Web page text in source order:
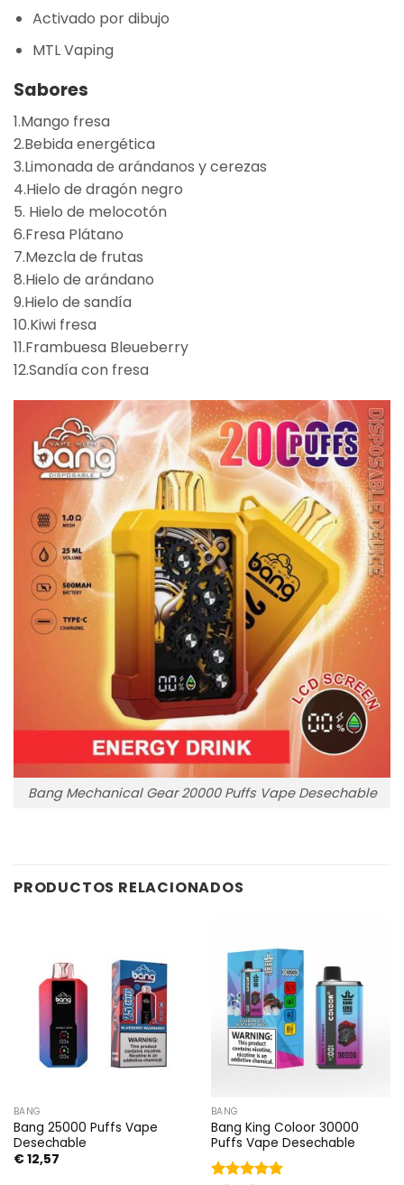
Activado por dibujo
MTL Vaping
Sabores
1.Mango fresa
2.Bebida energética
3.Limonada de arándanos y cerezas
4.Hielo de dragón negro
5. Hielo de melocotón
6.Fresa Plátano
7.Mezcla de frutas
8.Hielo de arándano
9.Hielo de sandía
10.Kiwi fresa
11.Frambuesa Bleueberry
12.Sandía con fresa
Bang Mechanical Gear 20000 Puffs Vape Desechable
PRODUCTOS RELACIONADOS
BANG
Bang 25000 Puffs Vape
Desechable
€12,57
BANG
Bang King Coloor 30000
Puffs Vape Desechable